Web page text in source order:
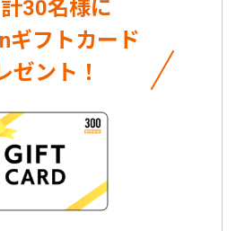
30名様に
ギフトカード
ゼント！